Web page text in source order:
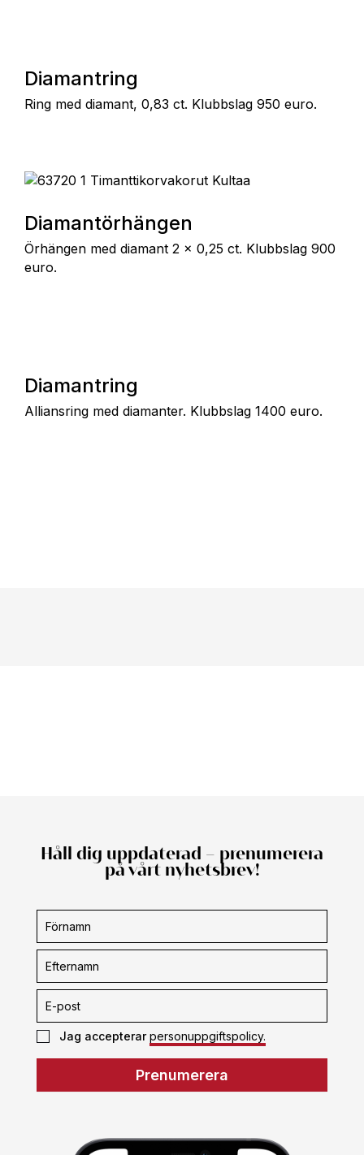
Diamantring
Ring med diamant, 0,83 ct. Klubbslag 950 euro.
Diamantörhängen
Örhängen med diamant 2 x 0,25 ct. Klubbslag 900
euro.
Diamantring
Alliansring med diamanter. Klubbslag 1400 euro.
Håll dig uppdaterad – prenumerera
på vårt nyhetsbrev!
Prenumerera
Jag accepterarpersonuppgiftspolicy.
Prenumerera